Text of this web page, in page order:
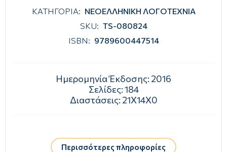
ΚΑΤΗΓΟΡΙΑ: ΝΕΟΕΛΛΗΝΙΚΗ ΛΟΓΟΤΕΧΝΙΑ
SKU: TS-080824
ISBN: 9789600447514
Ημερομηνία Έκδοσης: 2016
Σελίδες:184
Διαστάσεις: 21Χ14Χ0
Περισσότερες πληροφορίες